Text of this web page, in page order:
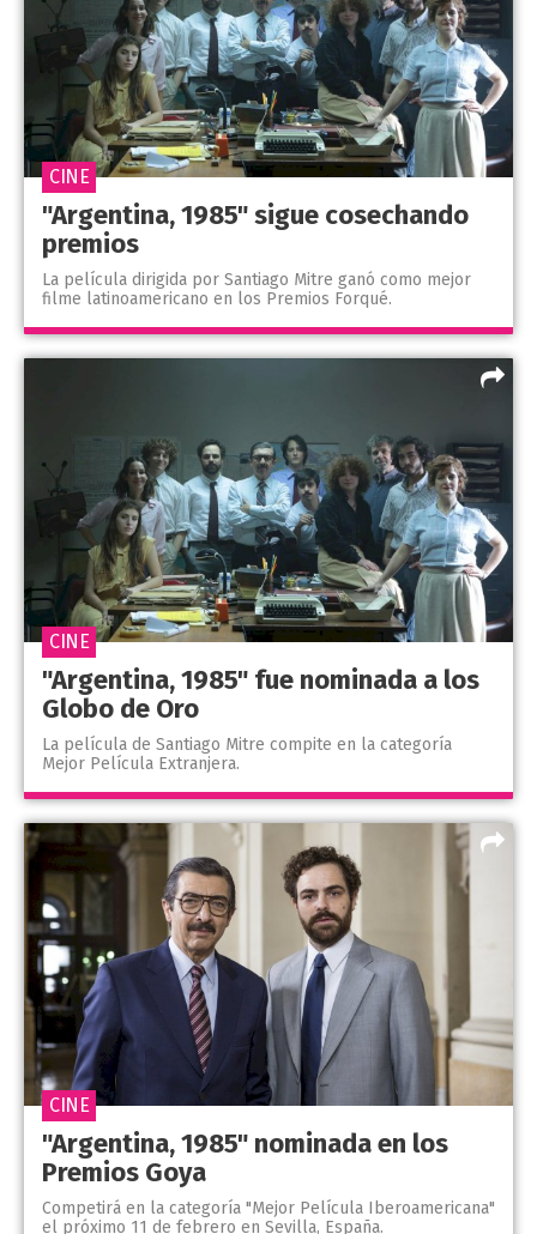
"Argentina, 1985" sigue cosechando
premios
La película dirigida por Santiago Mitre ganó como mejor
filme latinoamericano en los Premios Forqué.
CINE
"Argentina, 1985" fue nominada a los
Globo de Oro
La película de Santiago Mitre compite en la categoría
Mejor Película Extranjera.
CINE
"Argentina, 1985" nominada en los
Premios Goya
Competirá en la categoría "Mejor Película Iberoamericana"
el próximo 11 de febrero en Sevilla, España.
CINE